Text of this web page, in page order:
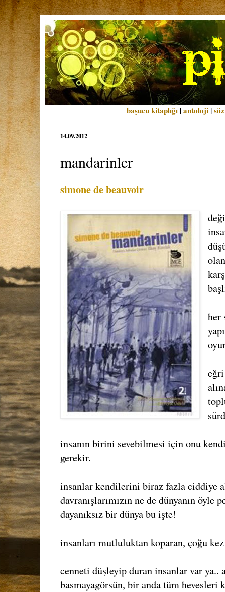
başucu kitaplığı |antoloji |
14.09.2012
mandarinler
simone de beauvoir
her
insanın birini sevebilmesi için onu
gerekir.
insanlar kendilerini biraz fazla ciddiye
davranışlarımızın ne de dünyanın öyle
dayanıksız bir dünya bu işte!
insanları mutluluktan koparan, çoğu
cenneti düşleyip duran insanlar var ya..
basmayagörsün, bir anda tüm hevesleri